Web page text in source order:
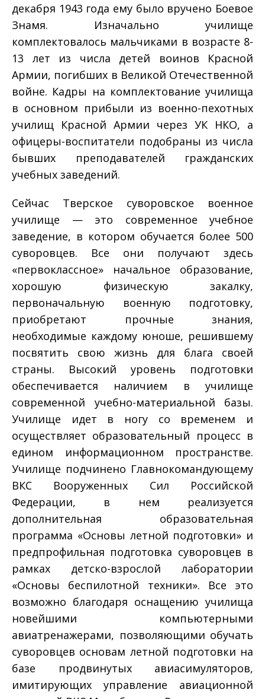
декабря 1943 года ему было вручено Боевое
Знамя. Изначально училище
комплектовалось мальчиками в возрасте 8-
13 лет из числа детей воинов Красной
Армии, погибших в Великой Отечественной
войне. Кадры на комплектование училища
в основном прибыли из военно-пехотных
училищ Красной Армии через УК НКО, а
офицеры-воспитатели подобраны из числа
бывших преподавателей гражданских
учебных заведений.
Сейчас Тверское суворовское военное
училище — это современное учебное
заведение, в котором обучается более 500
суворовцев. Все они получают здесь
«первоклассное» начальное образование,
хорошую физическую закалку,
первоначальную военную подготовку,
приобретают прочные знания,
необходимые каждому юноше, решившему
посвятить свою жизнь для блага своей
страны. Высокий уровень подготовки
обеспечивается наличием в училище
современной учебно-материальной базы.
Училище идет в ногу со временем и
осуществляет образовательный процесс в
едином информационном пространстве.
Училище подчинено Главнокомандующему
ВКС Вооруженных Сил Российской
Федерации, в нем реализуется
дополнительная образовательная
программа «Основы летной подготовки» и
предпрофильная подготовка суворовцев в
рамках детско-взрослой лаборатории
«Основы беспилотной техники». Все это
возможно благодаря оснащению училища
новейшими компьютерными
авиатренажерами, позволяющими обучать
суворовцев основам летной подготовки на
базе продвинутых авиасимуляторов,
имитирующих управление авиационной